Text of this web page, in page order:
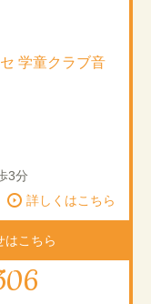
学童クラブ音
3分
詳しくはこちら
はこちら